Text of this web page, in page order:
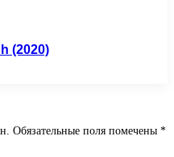
(2020)
Обязательные поля помечены *